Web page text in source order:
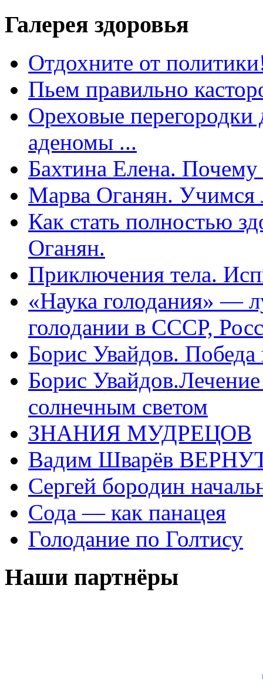
Галерея здоровья
Отдохните от
Пьем правильно
Ореховые перегородки
аденомы ...
Бахтина Елена.
Марва Оганян. Учимся
Как стать полностью
Оганян.
Приключения тела.
«Наука голодания» —
голодании в СССР,
Борис Увайдов.
Борис
солнечным светом
ЗНАНИЯ МУДРЕЦОВ
Вадим Шварёв
Сергей бородин
Сода — как панацея
Голодание по Голтису
Наши партнёры